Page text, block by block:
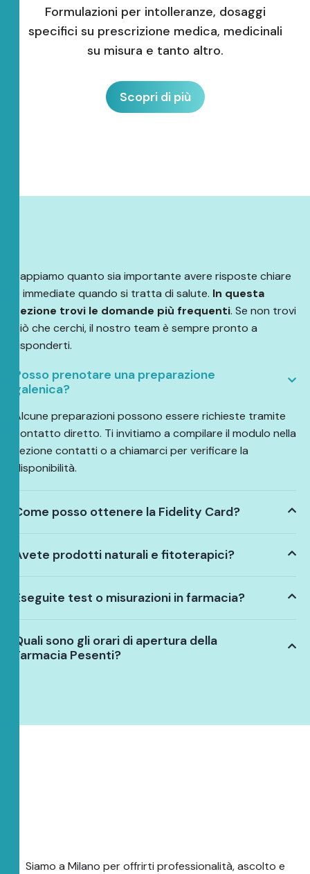
Formulazioni per intolleranze, dosaggi
specifici su prescrizione medica, medicinali
su misura e tanto altro.
Scopri di più
Sappiamo quanto sia importante avere risposte chiare
e immediate quando si tratta di salute. In questa
sezione trovi le domande più frequenti. Se non trovi
ciò che cerchi, il nostro team è sempre pronto a
risponderti.
Posso prenotare una preparazione
galenica?
Alcune preparazioni possono essere richieste tramite
contatto diretto. Ti invitiamo a compilare il modulo nella
sezione contatti o a chiamarci per verificare la
disponibilità.
Come posso ottenere la Fidelity Card?
Avete prodotti naturali e fitoterapici?
Eseguite test o misurazioni in farmacia?
Quali sono gli orari di apertura della
Farmacia Pesenti?
Siamo a Milano per offrirti professionalità, ascolto e